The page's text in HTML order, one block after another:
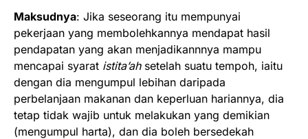
Maksudnya: Jika seseorang itu mempunyai
pekerjaan yang membolehkannya mendapat hasil
pendapatan yang akan menjadikannnya mampu
mencapai syarat istita’ah setelah suatu tempoh, iaitu
dengan dia mengumpul lebihan daripada
perbelanjaan makanan dan keperluan hariannya, dia
tetap tidak wajib untuk melakukan yang demikian
(mengumpul harta), dan dia boleh bersedekah